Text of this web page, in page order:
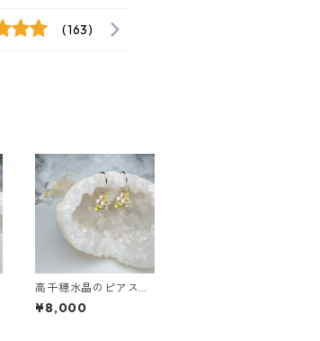
(163)
高千穂水晶のピアス
【アナベル】
¥8,000